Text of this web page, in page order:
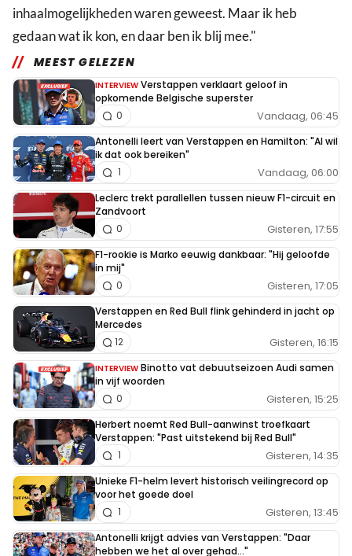
inhaalmogelijkheden waren geweest. Maar ik heb
gedaan wat ik kon, en daar ben ik blij mee."
MEEST GELEZEN
INTERVIEW Verstappen verklaart geloof in
opkomende Belgische superster
Vandaag, 06:45
0
Antonelli leert van Verstappen en Hamilton: "Al wil
ik dat ook bereiken"
Vandaag, 06:00
1
Leclerc trekt parallellen tussen nieuw F1-circuit en
Zandvoort
Gisteren, 17:55
0
F1-rookie is Marko eeuwig dankbaar: "Hij geloofde
in mij"
Gisteren, 17:05
0
Verstappen en Red Bull flink gehinderd in jacht op
Mercedes
Gisteren, 16:15
12
INTERVIEW Binotto vat debuutseizoen Audi samen
in vijf woorden
Gisteren, 15:25
0
Herbert noemt Red Bull-aanwinst troefkaart
Verstappen: "Past uitstekend bij Red Bull"
Gisteren, 14:35
1
Unieke F1-helm levert historisch veilingrecord op
voor het goede doel
Gisteren, 13:45
1
Antonelli krijgt advies van Verstappen: "Daar
hebben we het al over gehad..."